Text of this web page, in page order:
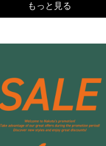
もっと見る